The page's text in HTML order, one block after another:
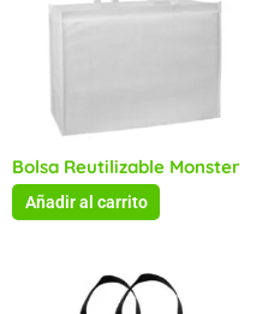
Bolsa Reutilizable Monster
Añadir al carrito